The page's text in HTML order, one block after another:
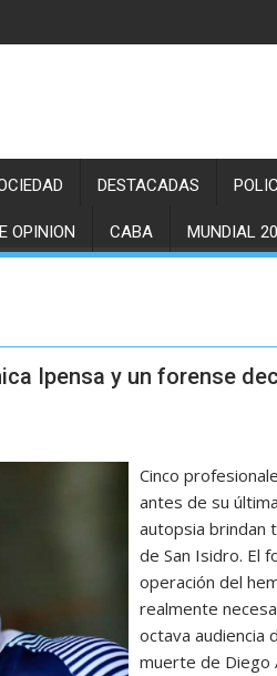
DESTACADAS
OPINION CABA MUNDIAL
Ipensa y un forense
Cinco
antes de su
autopsia brindan
de San Isidro. El
operación del
realmente
octava audiencia
muerte de Diego